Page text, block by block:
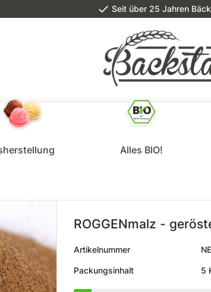
Seit über 25 Jahren
Alles BIO!
ROGGENmalz -
Artikelnummer
Packungsinhalt 5